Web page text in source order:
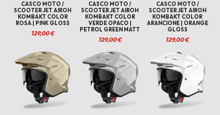
CASCO MOTO /
SCOOTER JET AIROH
KOMBAKT COLOR
ROSA | PINK GLOSS
129,00€
CASCO MOTO /
SCOOTER JET AIROH
KOMBAKT COLOR
VERDE OPACO |
PETROL GREEN MATT
129,00€
CASCO MOTO /
SCOOTER JET AIROH
KOMBAKT COLOR
ARANCIONE | ORANGE
GLOSS
129,00€